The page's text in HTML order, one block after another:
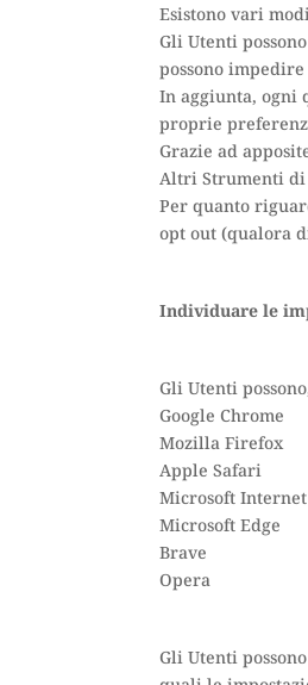
Esistono vari
Gli Utenti
possono
In aggiunta, ogni
proprie
Grazie ad
Altri Strumenti di
Per quanto
opt out (qualora
Individuare le
Gli Utenti
Google Chrome
Mozilla Firefox
Apple Safari
Microsoft
Microsoft Edge
Brave
Opera
Gli Utenti